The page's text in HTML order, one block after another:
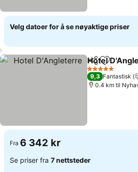
Velg datoer for å se nøyaktige priser
Del Legg til i
Hotel
5 Stjerner
9,3 Fantastisk
0.4 km til
Fra 6 342 kr
Se priser fra 7 nettsteder